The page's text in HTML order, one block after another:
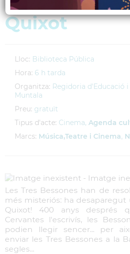
Quixot
Lloc: Biblioteca Pública
Hora: 6 h tarda
Organitza: Regidoria d'Educació
Muntala
Preu: gratuït
Tipus d'acte: Cinema, Agenda
Marcs: Música,Teatre i Cinema,
Les Tres Bessones han de
més misteriós: ha
Quixot! 400 anys després
Cervantes l'escrivís, les
podien llegir sencer... per
enviar les Tres Bessones a la
segles...